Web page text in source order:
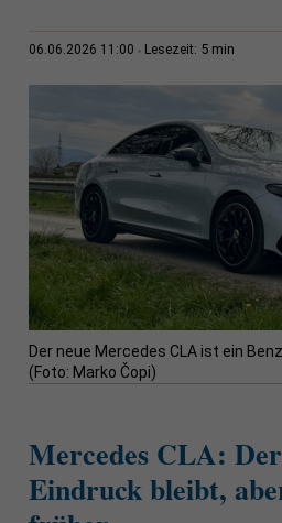
06.06.2026 11:00 Lesezeit: 5 min
Der neue Mercedes CLA ist ein
(Foto: Marko Čopi)
Mercedes CLA:
Eindruck bleibt,